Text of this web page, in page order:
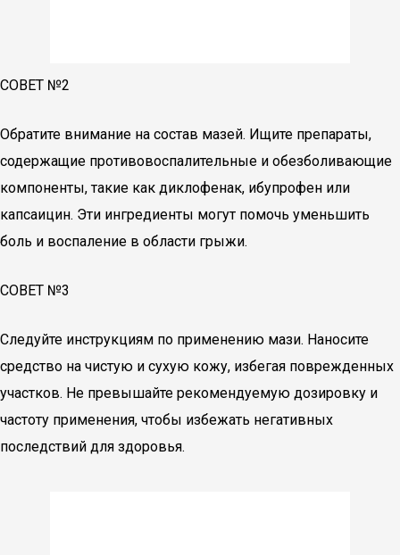
СОВЕТ №2
Обратите внимание на состав мазей. Ищите препараты,
содержащие противовоспалительные и обезболивающие
компоненты, такие как диклофенак, ибупрофен или
капсаицин. Эти ингредиенты могут помочь уменьшить
боль и воспаление в области грыжи.
СОВЕТ №3
Следуйте инструкциям по применению мази. Наносите
средство на чистую и сухую кожу, избегая поврежденных
участков. Не превышайте рекомендуемую дозировку и
частоту применения, чтобы избежать негативных
последствий для здоровья.